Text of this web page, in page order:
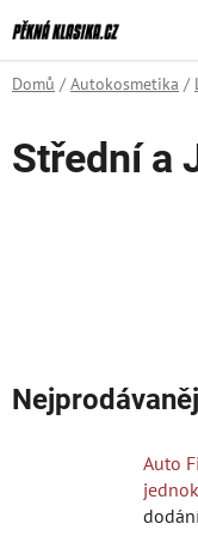
na
obsah
Domů / Autokosmetika /
Střední a
Auto